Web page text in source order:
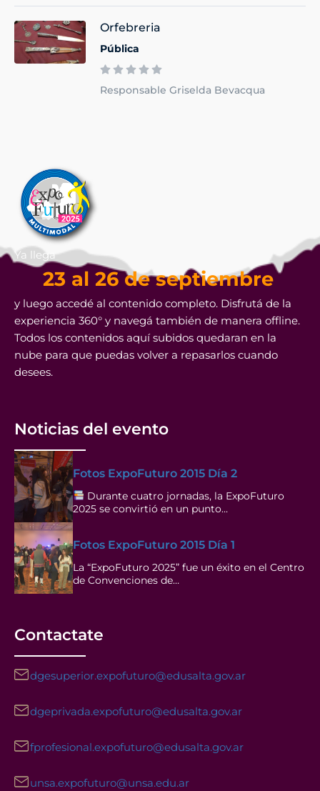
Orfebreria
Pública
Responsable Griselda Bevacqua
Ya llega
23 al 26 de septiembre
y luego accedé al contenido completo. Disfrutá de la
experiencia 360° y navegá también de manera offline.
Todos los contenidos aquí subidos quedaran en la
nube para que puedas volver a repasarlos cuando
desees.
Noticias del evento
Fotos ExpoFuturo 2015 Día 2
Durante cuatro jornadas, la ExpoFuturo
2025 se convirtió en un punto…
Fotos ExpoFuturo 2015 Día 1
La “ExpoFuturo 2025” fue un éxito en el Centro
de Convenciones de…
Contactate
dgesuperior.expofuturo@edusalta.gov.ar
dgeprivada.expofuturo@edusalta.gov.ar
fprofesional.expofuturo@edusalta.gov.ar
unsa.expofuturo@unsa.edu.ar